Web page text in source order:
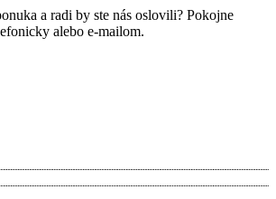
a radi by ste nás oslovili? Pokojne
alebo e-mailom.